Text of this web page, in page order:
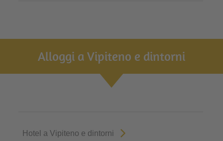
Alloggi a Vipiteno e dintorni
Hotel a Vipiteno e dintorni